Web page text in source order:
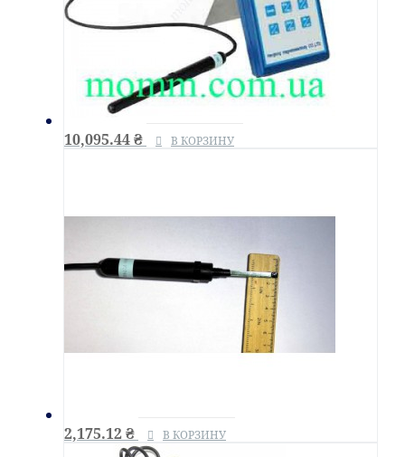
10,095.44₴ В КОРЗИНУ
2,175.12₴ В КОРЗИНУ